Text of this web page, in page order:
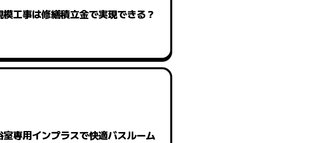
工事は修繕積立金で実現できる？
室専用インプラスで快適バスルーム